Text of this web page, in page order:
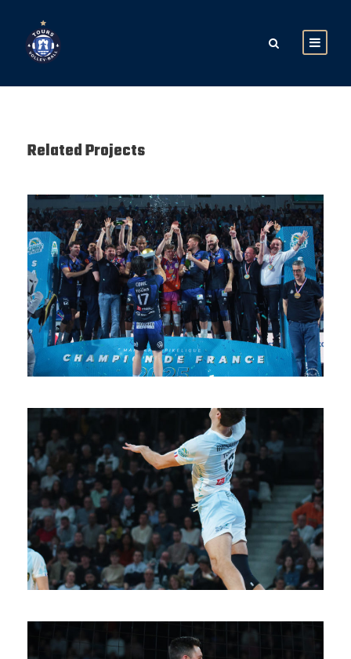
Related Projects
SAISON 24/25-12
SAISON 24/25-11